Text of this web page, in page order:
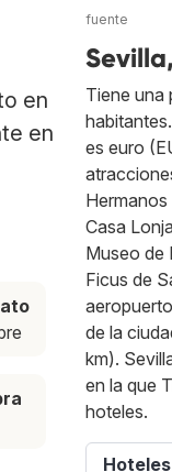
en
en
fuente
Tiene una
es euro
Casa
Museo de
Ficus de
de la
km).
en la que
hoteles.